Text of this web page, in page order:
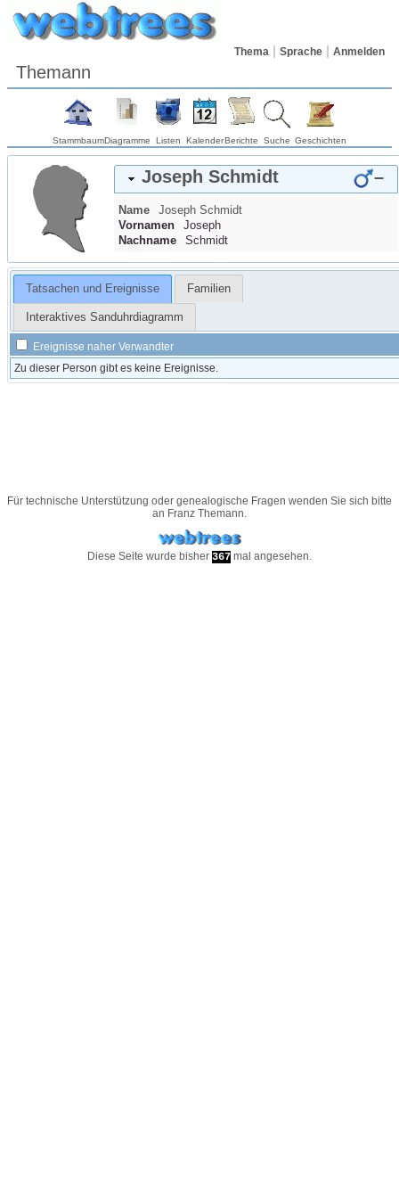
Thema Sprache Anmelden
Themann
StammbaumDiagramme Listen KalenderBerichte Suche Geschichten
Joseph Schmidt –
Name Joseph Schmidt
Vornamen
Joseph
Nachname
Schmidt
Tatsachen und Ereignisse Familien
Interaktives Sanduhrdiagramm
Ereignisse naher Verwandter
Zu dieser Person gibt es keine Ereignisse.
Für technische Unterstützung oder genealogische Fragen wenden Sie sich bitte
an Franz Themann.
Diese Seite wurde bisher 367 mal angesehen.